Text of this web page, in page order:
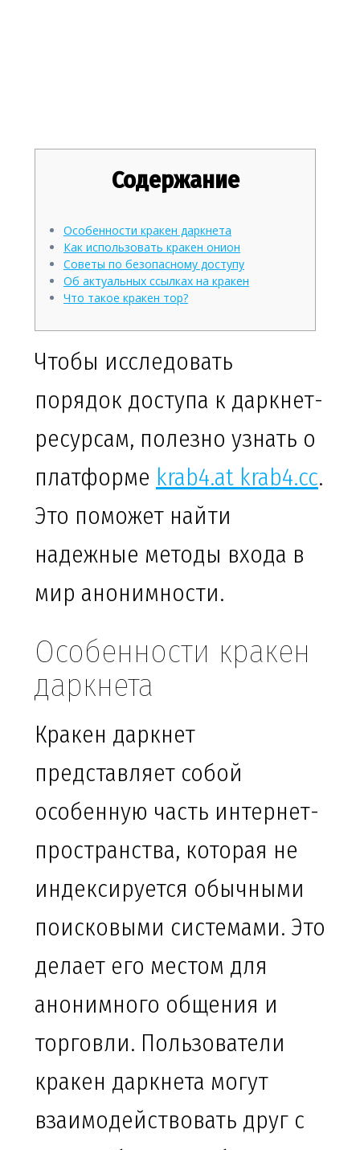
Содержание
Особенности кракен даркнета
Как использовать кракен онион
Советы по безопасному доступу
Об актуальных ссылках на кракен
Что такое кракен тор?
Чтобы исследовать
порядок доступа к даркнет-
ресурсам, полезно узнать о
платформе krab4.at krab4.cc.
Это поможет найти
надежные методы входа в
мир анонимности.
Особенности кракен
даркнета
Кракен даркнет
представляет собой
особенную часть интернет-
пространства, которая не
индексируется обычными
поисковыми системами. Это
делает его местом для
анонимного общения и
торговли. Пользователи
кракен даркнета могут
взаимодействовать друг с